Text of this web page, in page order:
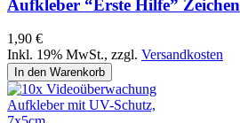
Aufkleber “Erste Hilfe” Zeichen
1,90 €
Inkl. 19% MwSt., zzgl. Versandkosten
In den Warenkorb